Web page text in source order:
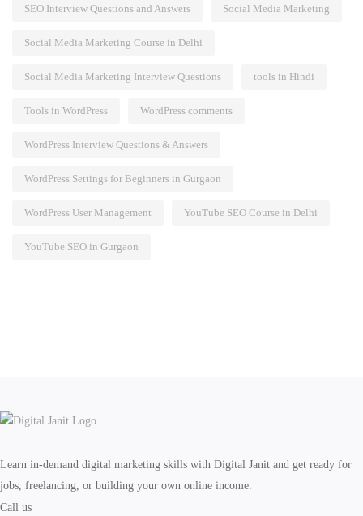
SEO Interview Questions and Answers Social Media Marketing
Social Media Marketing Course in Delhi
Social Media Marketing Interview Questions tools in Hindi
Tools in WordPress WordPress comments
WordPress Interview Questions & Answers
WordPress Settings for Beginners in Gurgaon
WordPress User Management YouTube SEO Course in Delhi
YouTube SEO in Gurgaon
Learn in-demand digital marketing skills with Digital Janit and get ready for
jobs, freelancing, or building your own online income.
Call us